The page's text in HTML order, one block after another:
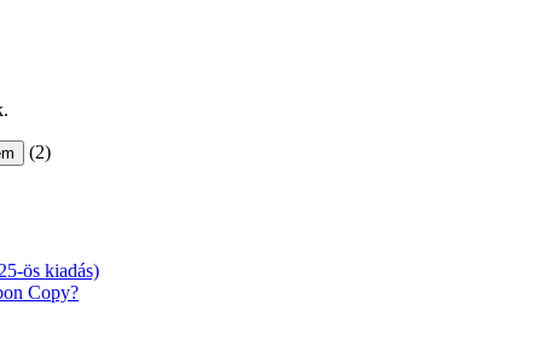
(2)
ös kiadás)
Copy?